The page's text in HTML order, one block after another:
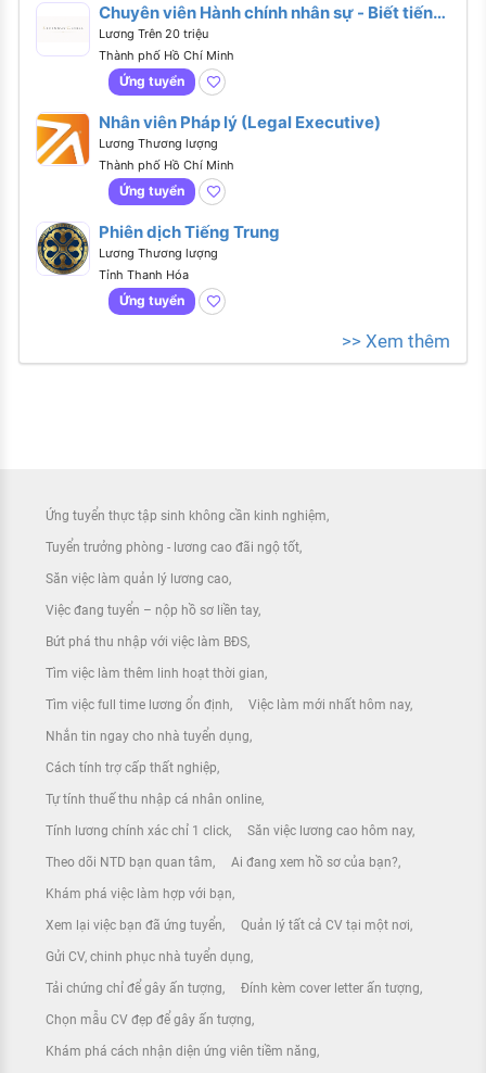
Chuyên viên Hành chính nhân sự - Biết tiếng
Anh hoặc tiếng Trung
Lương Trên 20 triệu
Thành phố Hồ Chí Minh
Ứng tuyển
Nhân viên Pháp lý (Legal Executive)
Lương Thương lượng
Thành phố Hồ Chí Minh
Ứng tuyển
Phiên dịch Tiếng Trung
Lương Thương lượng
Tỉnh Thanh Hóa
Ứng tuyển
>> Xem thêm
Ứng tuyển thực tập sinh không cần kinh nghiệm
Tuyển trưởng phòng - lương cao đãi ngộ tốt
Săn việc làm quản lý lương cao
Việc đang tuyển – nộp hồ sơ liền tay
Bứt phá thu nhập với việc làm BĐS
Tìm việc làm thêm linh hoạt thời gian
Tìm việc full time lương ổn định Việc làm mới nhất hôm nay
Nhắn tin ngay cho nhà tuyển dụng
Cách tính trợ cấp thất nghiệp
Tự tính thuế thu nhập cá nhân online
Tính lương chính xác chỉ 1 click Săn việc lương cao hôm nay
Theo dõi NTD bạn quan tâm Ai đang xem hồ sơ của bạn?
Khám phá việc làm hợp với bạn
Xem lại việc bạn đã ứng tuyển Quản lý tất cả CV tại một nơi
Gửi CV, chinh phục nhà tuyển dụng
Tải chứng chỉ để gây ấn tượng Đính kèm cover letter ấn tượng
Chọn mẫu CV đẹp để gây ấn tượng
Khám phá cách nhận diện ứng viên tiềm năng